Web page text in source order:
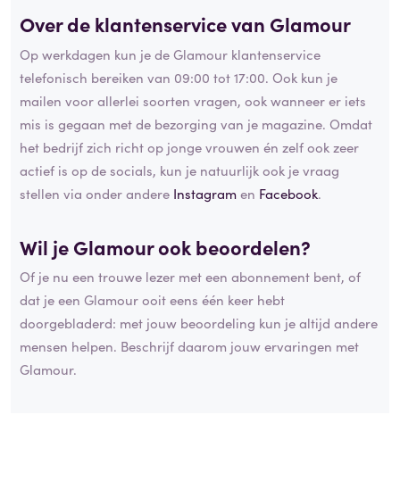
Over deklantenservicevan Glamour
Op werkdagen kun je de Glamour klantenservice
telefonisch bereiken van 09:00 tot 17:00. Ook kun je
mailen voor allerlei soorten vragen, ook wanneer er iets
mis is gegaan met de bezorging van je magazine. Omdat
het bedrijf zich richt op jonge vrouwen én zelf ook zeer
actief is op de socials, kun je natuurlijk ook je vraag
stellen via onder andere Instagramen Facebook.
Wil je Glamour ook beoordelen?
Of je nu een trouwe lezer met een abonnement bent, of
dat je een Glamour ooit eens één keer hebt
doorgebladerd: met jouw beoordeling kun je altijd andere
mensen helpen. Beschrijf daarom jouw ervaringen met
Glamour.